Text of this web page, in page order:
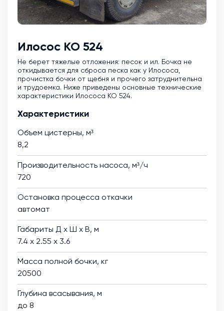
Илосос КО 524
Не берет тяжелые отложения: песок и ил. Бочка не
откидывается для сброса песка как у Илососа,
прочистка бочки от щебня и прочего затруднительна
и трудоемка. Ниже приведены основные технические
характеристики Илососа КО 524.
Характеристики
Объем цистерны, м³
8,2
Производительность насоса, м³/ч
720
Остановка процесса откачки
автомат
Габариты Д х Ш х В, м
7.4 х 2.55 х 3.6
Масса полной бочки, кг
20500
Глубина всасывания, м
до 8